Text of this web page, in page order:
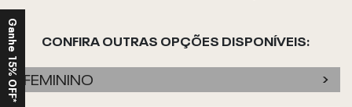
CONFIRA OUTRAS OPÇÕES DISPONÍVEIS:
FEMININO
Ganhe 15% OFF*